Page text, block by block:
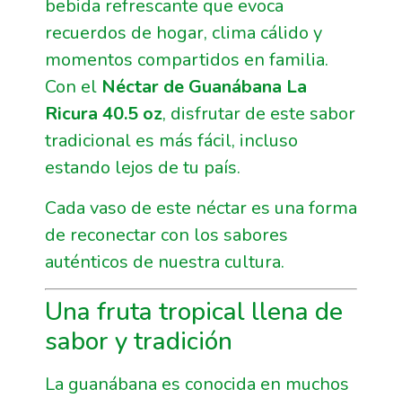
bebida refrescante que evoca
recuerdos de hogar, clima cálido y
momentos compartidos en familia.
Con el Néctar de Guanábana La
Ricura 40.5 oz, disfrutar de este sabor
tradicional es más fácil, incluso
estando lejos de tu país.
Cada vaso de este néctar es una forma
de reconectar con los sabores
auténticos de nuestra cultura.
Una fruta tropical llena de
sabor y tradición
La guanábana es conocida en muchos